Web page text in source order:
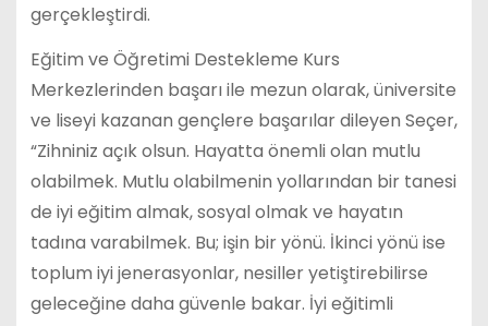
gerçekleştirdi.
Eğitim ve Öğretimi Destekleme Kurs
Merkezlerinden başarı ile mezun olarak, üniversite
ve liseyi kazanan gençlere başarılar dileyen Seçer,
“Zihniniz açık olsun. Hayatta önemli olan mutlu
olabilmek. Mutlu olabilmenin yollarından bir tanesi
de iyi eğitim almak, sosyal olmak ve hayatın
tadına varabilmek. Bu; işin bir yönü. İkinci yönü ise
toplum iyi jenerasyonlar, nesiller yetiştirebilirse
geleceğine daha güvenle bakar. İyi eğitimli